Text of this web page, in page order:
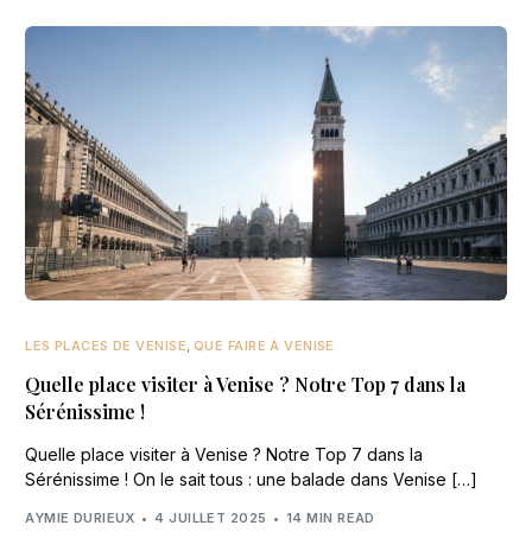
LES PLACES DE VENISE,QUE FAIRE À VENISE
Quelle place visiter à Venise ? Notre Top 7 dans la
Sérénissime !
Quelle place visiter à Venise ? Notre Top 7 dans la
Sérénissime ! On le sait tous : une balade dans Venise […]
AYMIE DURIEUX 4 JUILLET 2025 14 MIN READ